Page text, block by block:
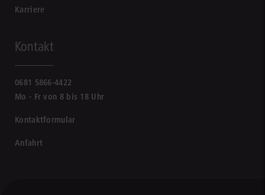
Karriere
Kontakt
0681 5866-4422
Mo - Fr von 8 bis 18 Uhr
Kontaktformular
Anfahrt